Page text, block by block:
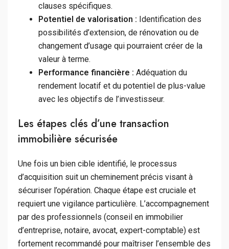
clauses spécifiques.
Potentiel de valorisation : Identification des
possibilités d’extension, de rénovation ou de
changement d’usage qui pourraient créer de la
valeur à terme.
Performance financière : Adéquation du
rendement locatif et du potentiel de plus-value
avec les objectifs de l’investisseur.
Les étapes clés d’une transaction
immobilière sécurisée
Une fois un bien cible identifié, le processus
d’acquisition suit un cheminement précis visant à
sécuriser l’opération. Chaque étape est cruciale et
requiert une vigilance particulière. L’accompagnement
par des professionnels (conseil en immobilier
d’entreprise, notaire, avocat, expert-comptable) est
fortement recommandé pour maîtriser l’ensemble des